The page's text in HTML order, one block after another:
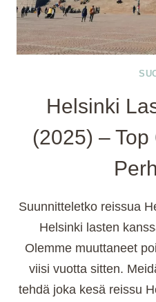
Helsinki
(2025) – Top
Suunnitteletko reissua
Helsinki lasten
Olemme muuttaneet
viisi vuotta sitten.
tehdä joka kesä reissu